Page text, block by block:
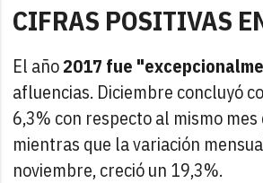
CIFRAS POSITIVAS
El año2017 fue
afluencias. Diciembre concluyó
6,3% con respecto al mismo
mientras que la variación
noviembre, creció un 19,3%.